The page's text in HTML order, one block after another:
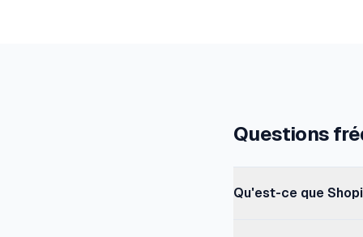
Questions
Qu'est-ce que